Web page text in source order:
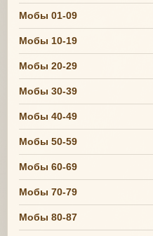
Мобы 01-09
Мобы 10-19
Мобы 20-29
Мобы 30-39
Мобы 40-49
Мобы 50-59
Мобы 60-69
Мобы 70-79
Мобы 80-87